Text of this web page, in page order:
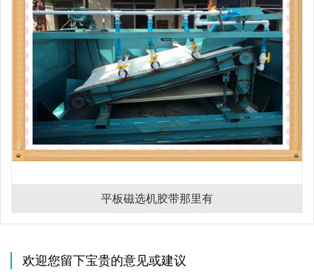
平板磁选机胶带那里有
欢迎您留下宝贵的意见或建议